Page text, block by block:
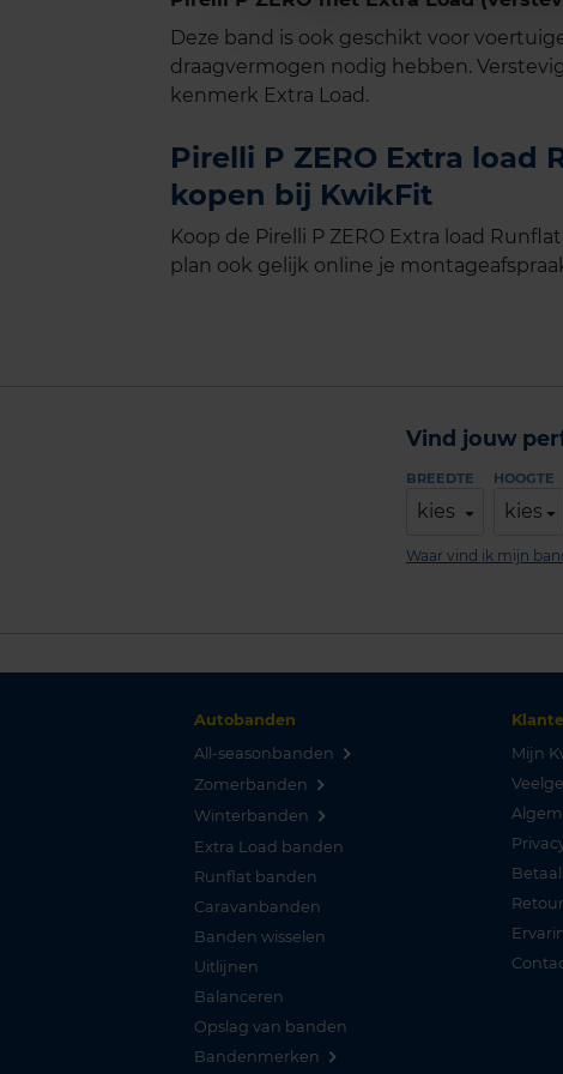
Deze band is ook geschikt voor
draagvermogen nodig hebben.
kenmerk Extra Load.
Pirelli P ZERO Extra load
kopen bij KwikFit
Koop de Pirelli P ZERO Extra load
plan ook gelijk online je
Vind jouw
BREEDTE
kies
HOOGTE
kies
Waar vind ik mijn
Autobanden
All-seasonbanden
Zomerbanden
Winterbanden
Extra Load banden
Runflat banden
Caravanbanden
Banden wisselen
Uitlijnen
Balanceren
Opslag van banden
Bandenmerken
Mijn